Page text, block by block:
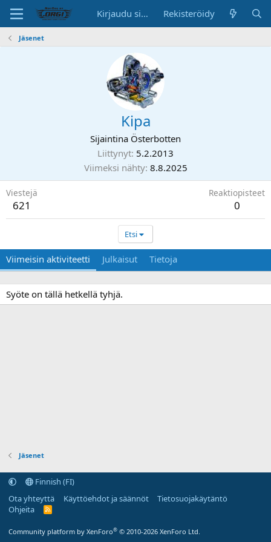
Kirjaudu sisään Rekisteröidy
Jäsenet
Kipa
Sijaintina Österbotten
Liittynyt 5.2.2013
Viimeksi nähty 8.8.2025
Viestejä
621
Reaktiopisteet
0
Etsi
Viimeisin aktiviteetti Julkaisut Tietoja
Syöte on tällä hetkellä tyhjä.
Jäsenet
Finnish (FI)
Ota yhteyttä
Käyttöehdot ja säännöt
Tietosuojakäytäntö
Ohjeita
R
Community platform by XenForo® © 2010-2026 XenForo Ltd.